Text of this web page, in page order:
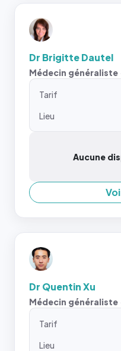
Dr Brigitte Dautel
Médecin généraliste
Tarif
Lieu
Aucune
Dr Quentin Xu
Médecin généraliste
Tarif
Lieu